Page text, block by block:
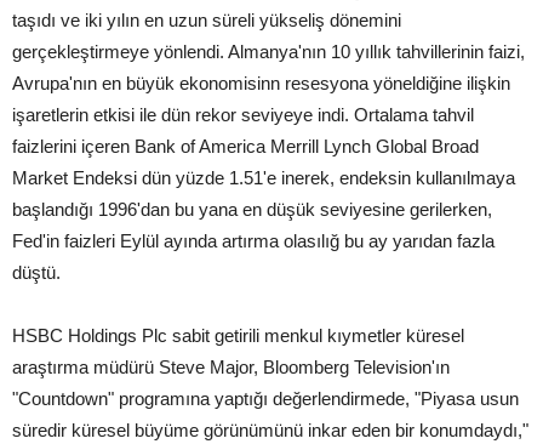
taşıdı ve iki yılın en uzun süreli yükseliş dönemini
gerçekleştirmeye yönlendi. Almanya'nın 10 yıllık tahvillerinin faizi,
Avrupa'nın en büyük ekonomisinn resesyona yöneldiğine ilişkin
işaretlerin etkisi ile dün rekor seviyeye indi. Ortalama tahvil
faizlerini içeren Bank of America Merrill Lynch Global Broad
Market Endeksi dün yüzde 1.51'e inerek, endeksin kullanılmaya
başlandığı 1996'dan bu yana en düşük seviyesine gerilerken,
Fed'in faizleri Eylül ayında artırma olasılığ bu ay yarıdan fazla
düştü.
HSBC Holdings Plc sabit getirili menkul kıymetler küresel
araştırma müdürü Steve Major, Bloomberg Television'ın
"Countdown" programına yaptığı değerlendirmede, "Piyasa usun
süredir küresel büyüme görünümünü inkar eden bir konumdaydı,"